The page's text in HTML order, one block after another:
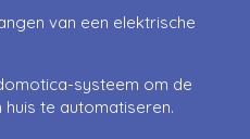
van een elektrische
systeem om de
te automatiseren.